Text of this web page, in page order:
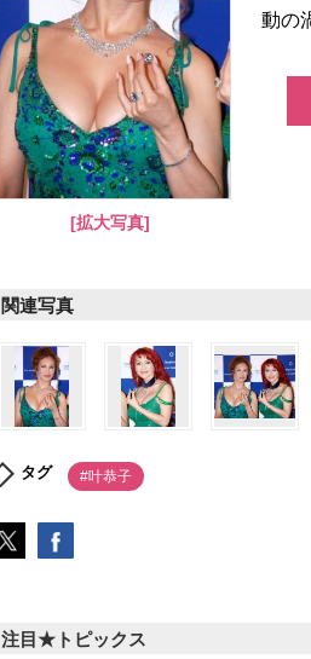
[拡大写真]
動の
関連写真
タグ #叶恭子
注目★トピックス